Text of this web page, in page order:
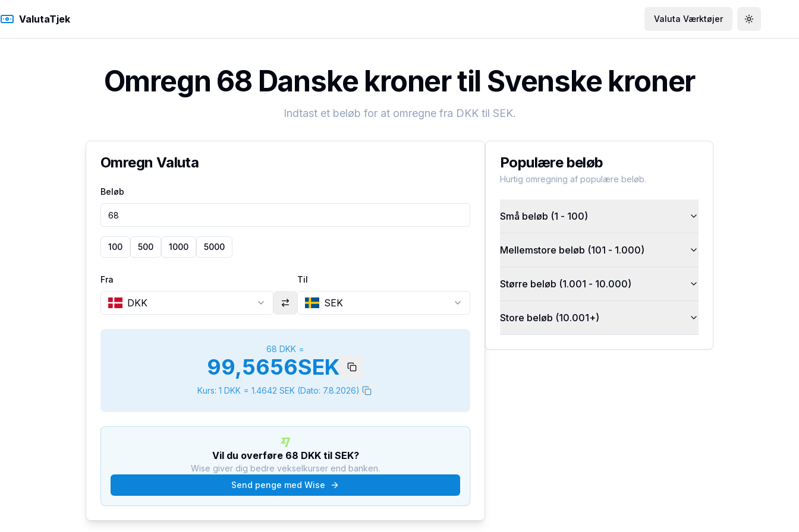
ValutaTjek Valuta Værktøjer Toggle
Omregn 68 Danske kroner til Svenske kroner
Indtast et beløb for at omregne fra DKKtil SEK.
Omregn Valuta
Beløb
100 500 1000 5000
Fra
DKK
Til
SEK
68 DKK =
99,5656SEK
Kurs: 1 DKK= 1.4642 SEK(Dato: 7.8.2026)
Vil du overføre 68 DKKtil SEK?
Wise giver dig bedre vekselkurser end banken.
Send penge med Wise
Populære beløb
Hurtig omregning af populære beløb.
Små beløb (1 - 100)
Mellemstore beløb (101 - 1.000)
Større beløb (1.001 - 10.000)
Store beløb (10.001+)